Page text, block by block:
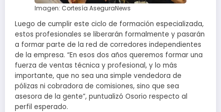
Imagen: Cortesía AseguraNews
Luego de cumplir este ciclo de formación especializada,
estos profesionales se liberarán formalmente y pasarán
a formar parte de la red de corredores independientes
de la empresa. “En esos dos años queremos formar una
fuerza de ventas técnica y profesional, y lo más
importante, que no sea una simple vendedora de
pólizas ni cobradora de comisiones, sino que sea
asesora de la gente”, puntualizó Osorio respecto al
perfil esperado.